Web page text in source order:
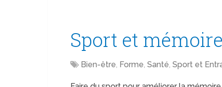
Sport et mémoire
Bien-être, Forme, Santé, Sport et